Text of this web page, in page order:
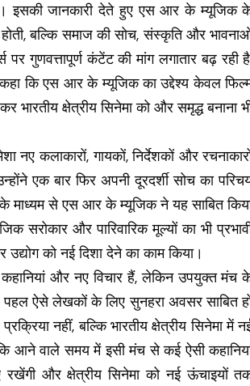
इसकी जानकारी देते हुए एस आर के म्यूजिक
बल्कि समाज की सोच, संस्कृति और
गुणवत्तापूर्ण कंटेंट की मांग लगातार बढ़ रही
कि एस आर के म्यूजिक का उद्देश्य केवल
भारतीय क्षेत्रीय सिनेमा को और समृद्ध बनाना
कलाकारों, गायकों, निर्देशकों और
एक बार फिर अपनी दूरदर्शी सोच का
के माध्यम से एस आर के म्यूजिक ने यह साबित
सरोकार और पारिवारिक मूल्यों का भी
को नई दिशा देने का काम किया।
और नए विचार हैं, लेकिन उपयुक्त मंच
ऐसे लेखकों के लिए सुनहरा अवसर साबित
नहीं, बल्कि भारतीय क्षेत्रीय सिनेमा में
आने वाले समय में इसी मंच से कई ऐसी
और क्षेत्रीय सिनेमा को नई ऊंचाइयों